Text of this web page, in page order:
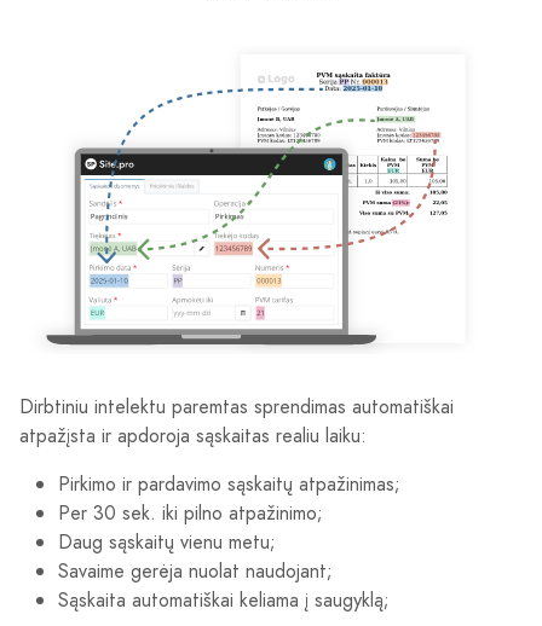
Dirbtiniu intelektu paremtas sprendimas automatiškai
atpažįsta ir apdoroja sąskaitas realiu laiku:
Pirkimo ir pardavimo sąskaitų atpažinimas;
Per 30 sek. iki pilno atpažinimo;
Daug sąskaitų vienu metu;
Savaime gerėja nuolat naudojant;
Sąskaita automatiškai keliama į saugyklą;